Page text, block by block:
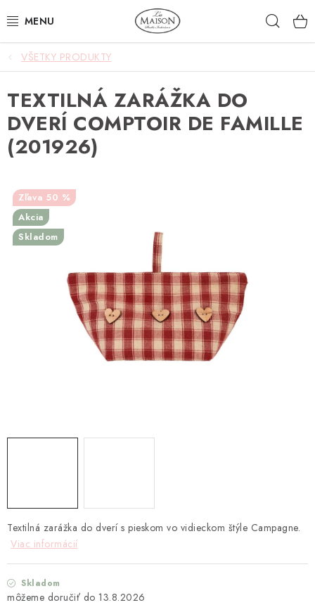
na
NOVINKY
AKCIA
ZÁHRADA
SVIETIDLÁ
DOPLNKY
STOLOVANIE
ZNAČKY
Ako nakupovať
Podmienky ochrany osobných údajov
VŠETKY PRODUKTY
Textilná zarážka do dverí s pieskom vo vidieckom štýle Campagne.
Viac informácií
Skladom
13.8.2026
TEXTILNÁ ZARÁŽKA DO
DVERÍ COMPTOIR DE FAMILLE
(201926)
50 %
Akcia
Skladom